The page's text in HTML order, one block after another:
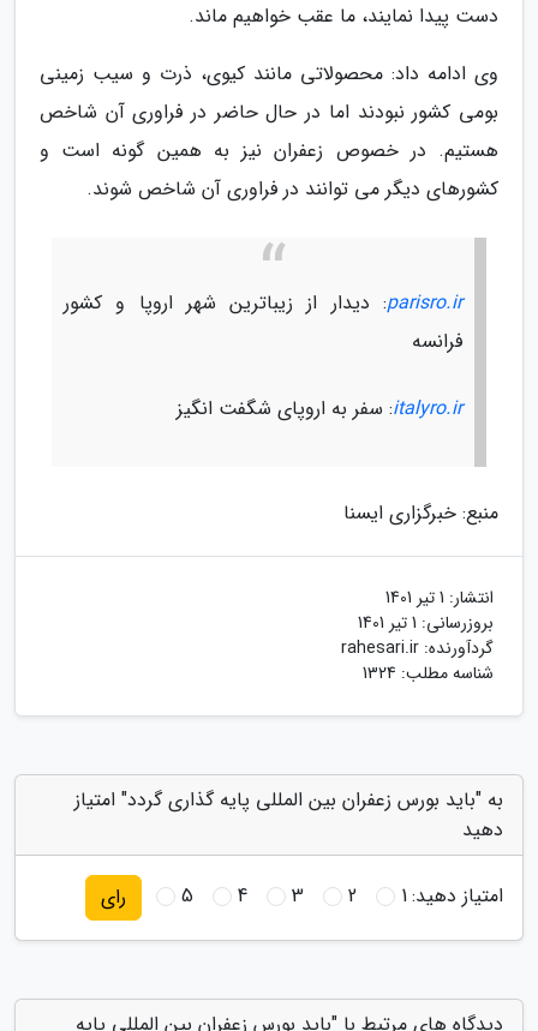
دست پیدا نمایند، ما عقب خواهیم ماند.
وی ادامه داد: محصولاتی مانند کیوی، ذرت و سیب زمینی
بومی کشور نبودند اما در حال حاضر در فراوری آن شاخص
هستیم. در خصوص زعفران نیز به همین گونه است و
کشورهای دیگر می توانند در فراوری آن شاخص شوند.
parisro.ir: دیدار از زیباترین شهر اروپا و کشور
فرانسه
italyro.ir: سفر به اروپای شگفت انگیز
منبع: خبرگزاری ایسنا
انتشار: 1 تیر 1401
بروزرسانی: 1 تیر 1401
گردآورنده: rahesari.ir
شناسه مطلب: 1324
به "باید بورس زعفران بین المللی پایه گذاری گردد" امتیاز
دهید
امتیاز دهید:1
2
3
4
5 رای
دیدگاه های مرتبط با "باید بورس زعفران بین المللی پایه